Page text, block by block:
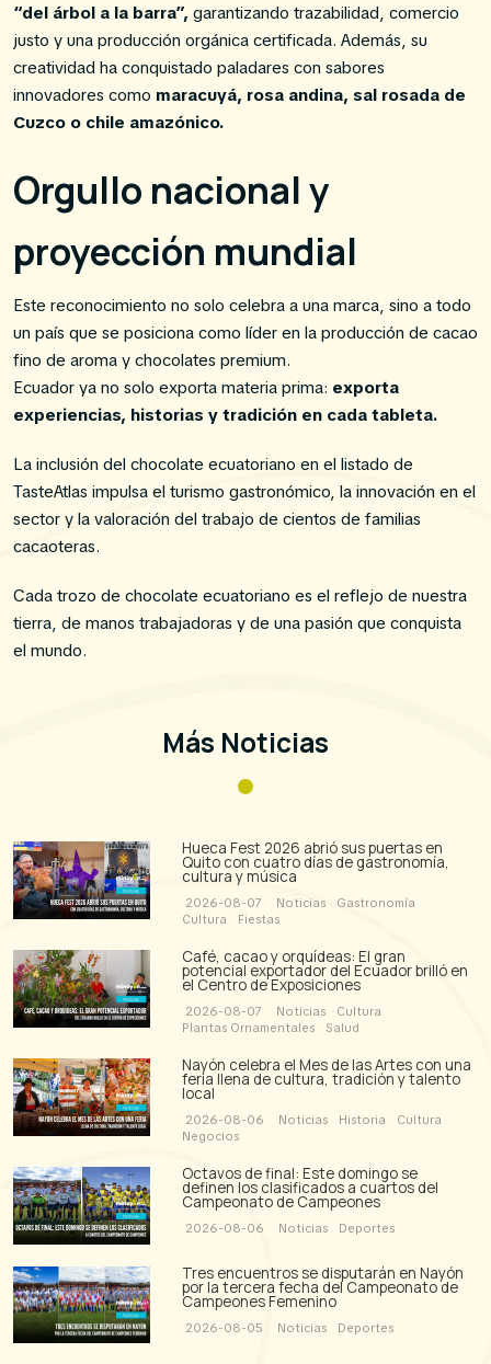
“del árbol a la barra”, garantizando trazabilidad, comercio
justo y una producción orgánica certificada. Además, su
creatividad ha conquistado paladares con sabores
innovadores como maracuyá, rosa andina, sal rosada de
Cuzco o chile amazónico.
Orgullo nacional y
proyección mundial
Este reconocimiento no solo celebra a una marca, sino a todo
un país que se posiciona como líder en la producción de cacao
fino de aroma y chocolates premium.
Ecuador ya no solo exporta materia prima: exporta
experiencias, historias y tradición en cada tableta.
La inclusión del chocolate ecuatoriano en el listado de
TasteAtlas impulsa el turismo gastronómico, la innovación en el
sector y la valoración del trabajo de cientos de familias
cacaoteras.
Cada trozo de chocolate ecuatoriano es el reflejo de nuestra
tierra, de manos trabajadoras y de una pasión que conquista
el mundo.
Más Noticias
Hueca Fest 2026 abrió sus puertas en
Quito con cuatro días de gastronomía,
cultura y música
2026-08-07 Noticias
Gastronomía
Cultura
Fiestas
Café, cacao y orquídeas: El gran
potencial exportador del Ecuador brilló en
el Centro de Exposiciones
2026-08-07 Noticias
Cultura
Plantas Ornamentales
Salud
Nayón celebra el Mes de las Artes con una
feria llena de cultura, tradición y talento
local
2026-08-06 Noticias Historia
Cultura
Negocios
Octavos de final: Este domingo se
definen los clasificados a cuartos del
Campeonato de Campeones
2026-08-06 Noticias Deportes
Tres encuentros se disputarán en Nayón
por la tercera fecha del Campeonato de
Campeones Femenino
2026-08-05 Noticias Deportes